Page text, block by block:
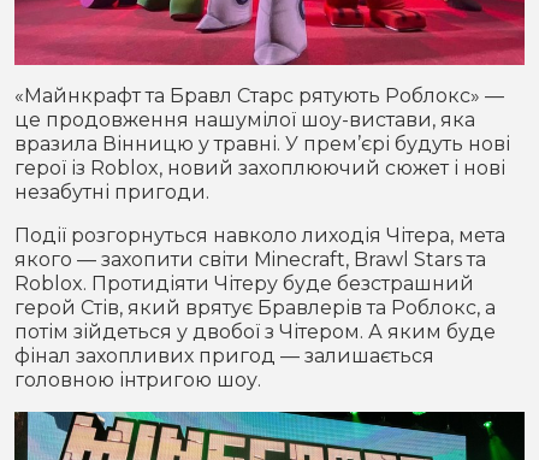
«Майнкрафт та Бравл Старс рятують Роблокс» —
це продовження нашумілої шоу-вистави, яка
вразила Вінницю у травні. У прем’єрі будуть нові
герої із Roblox, новий захоплюючий сюжет і нові
незабутні пригоди.
Події розгорнуться навколо лиходія Чітера, мета
якого — захопити світи Minecraft, Brawl Stars та
Roblox. Протидіяти Чітеру буде безстрашний
герой Стів, який врятує Бравлерів та Роблокс, а
потім зійдеться у двобої з Чітером. А яким буде
фінал захопливих пригод — залишається
головною інтригою шоу.